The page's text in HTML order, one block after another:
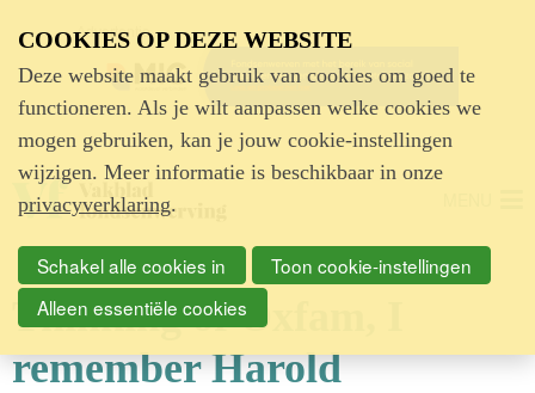
Advertentie
Thinking of Oxfam, I
remember Harold
COOKIES OP DEZE WEBSITE
Deze website maakt gebruik van cookies om goed te
functioneren. Als je wilt aanpassen welke cookies we
mogen gebruiken, kan je jouw cookie-instellingen
wijzigen. Meer informatie is beschikbaar in onze
privacyverklaring.
Schakel alle cookies in
Toon cookie-instellingen
Alleen essentiële cookies